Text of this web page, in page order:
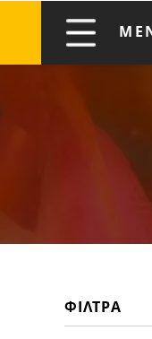
ΦΊΛΤΡΑ